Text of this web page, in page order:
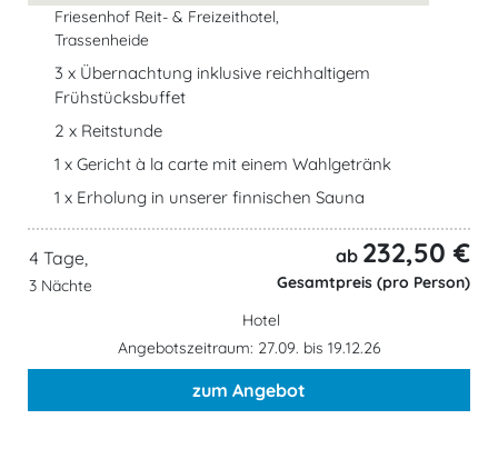
Friesenhof Reit- & Freizeithotel,
Trassenheide
3 x Übernachtung inklusive reichhaltigem
Frühstücksbuffet
2 x Reitstunde
1 x Gericht à la carte mit einem Wahlgetränk
1 x Erholung in unserer finnischen Sauna
4 Tage,
3 Nächte
ab 232,50 €
Gesamtpreis (pro Person)
Hotel
Angebotszeitraum: 27.09. bis 19.12.26
zum Angebot